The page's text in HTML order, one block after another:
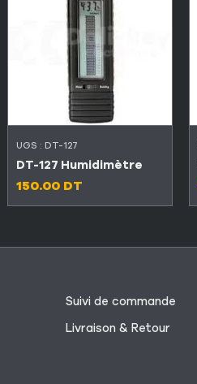
UGS : DT-127
DT-127 Humidimètre
150.00 DT
Suivi de commande
Livraison & Retour